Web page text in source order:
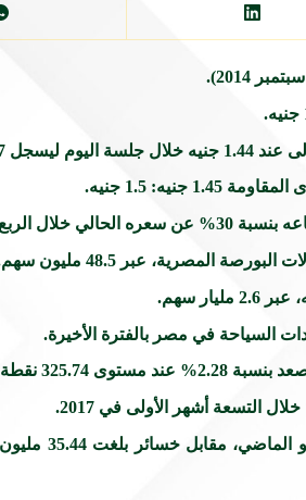
جنيه.
من 2017.
السياحة في مصر بالفترة الأخيرة.
الماضي